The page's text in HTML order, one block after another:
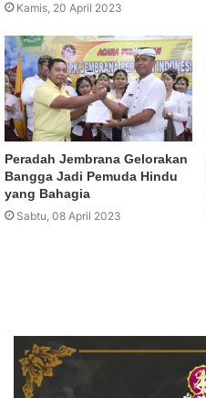
Kamis, 20 April 2023
Peradah Jembrana Gelorakan
Bangga Jadi Pemuda Hindu
yang Bahagia
Sabtu, 08 April 2023